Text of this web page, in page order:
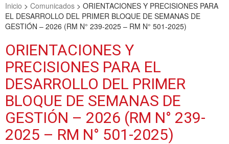
Inicio > Comunicados > ORIENTACIONES Y PRECISIONES PARA
EL DESARROLLO DEL PRIMER BLOQUE DE SEMANAS DE
GESTIÓN – 2026 (RM N° 239-2025 – RM N° 501-2025)
ORIENTACIONES Y
PRECISIONES PARA EL
DESARROLLO DEL PRIMER
BLOQUE DE SEMANAS DE
GESTIÓN – 2026 (RM N° 239-
2025 – RM N° 501-2025)